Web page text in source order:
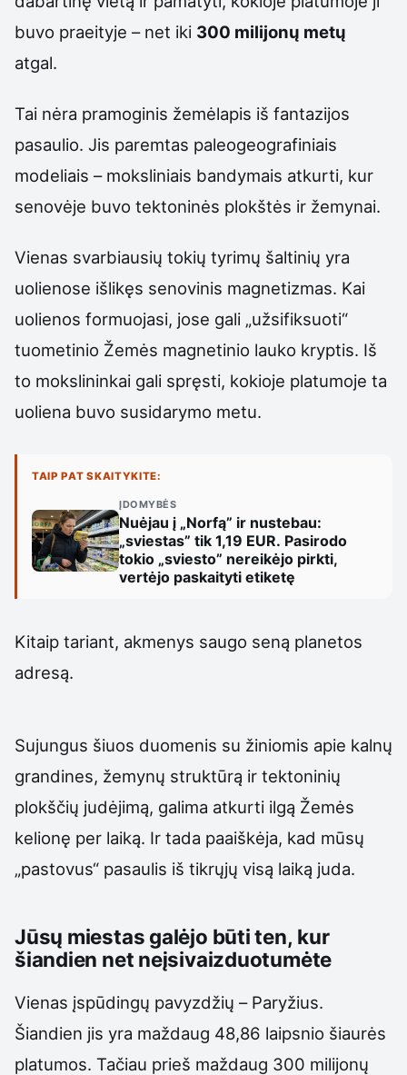
buvo praeityje – net iki 300 milijonų metų
atgal.
Tai nėra pramoginis žemėlapis iš fantazijos
pasaulio. Jis paremtas paleogeografiniais
modeliais – moksliniais bandymais atkurti, kur
senovėje buvo tektoninės plokštės ir žemynai.
Vienas svarbiausių tokių tyrimų šaltinių yra
uolienose išlikęs senovinis magnetizmas. Kai
uolienos formuojasi, jose gali „užsifiksuoti“
tuometinio Žemės magnetinio lauko kryptis. Iš
to mokslininkai gali spręsti, kokioje platumoje ta
uoliena buvo susidarymo metu.
TAIP PAT SKAITYKITE:
ĮDOMYBĖS
Nuėjau į „Norfą” ir nustebau:
„sviestas” tik 1,19 EUR. Pasirodo
tokio „sviesto” nereikėjo pirkti,
vertėjo paskaityti etiketę
Kitaip tariant, akmenys saugo seną planetos
adresą.
Sujungus šiuos duomenis su žiniomis apie kalnų
grandines, žemynų struktūrą ir tektoninių
plokščių judėjimą, galima atkurti ilgą Žemės
kelionę per laiką. Ir tada paaiškėja, kad mūsų
„pastovus“ pasaulis iš tikrųjų visą laiką juda.
Jūsų miestas galėjo būti ten, kur
šiandien net neįsivaizduotumėte
Vienas įspūdingų pavyzdžių – Paryžius.
Šiandien jis yra maždaug 48,86 laipsnio šiaurės
platumos. Tačiau prieš maždaug 300 milijonų